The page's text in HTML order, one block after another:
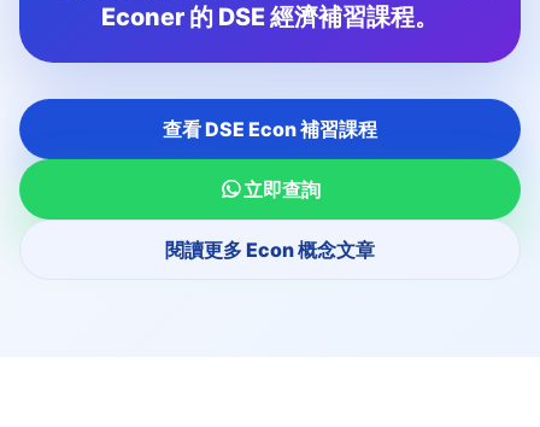
Econer 的 DSE 經濟補習課程。
查看 DSE Econ 補習課程
立即查詢
閱讀更多 Econ 概念文章